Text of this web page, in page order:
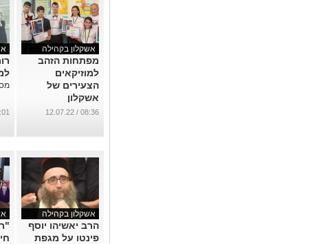
אשקלון בקהילה
מפתחות הזהב
למוזיקאים
הצעירים של
אשקלון
...
08:36 / 12.07.22
אשקלון בקהילה
הרב יאשיהו יוסף
פינטו על מגפת